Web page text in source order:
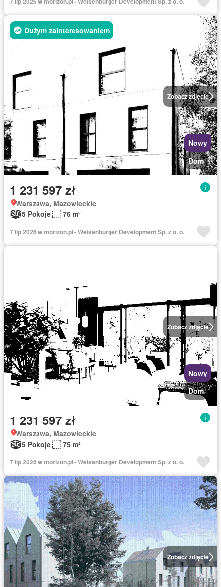
Zobacz zdjęcie
Dużym zainteresowaniem
Nowy
Dom
1 231 597 zł
Warszawa, Mazowieckie
5 Pokoje
76 m²
7 lip 2026 w morizon.pl - Weisenburger Development Sp. z o. o.
Zobacz zdjęcie
Nowy
Dom
1 231 597 zł
Warszawa, Mazowieckie
5 Pokoje
75 m²
7 lip 2026 w morizon.pl - Weisenburger Development Sp. z o. o.
Zobacz zdjęcie